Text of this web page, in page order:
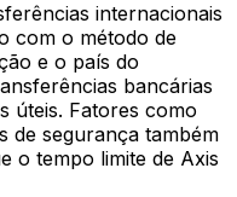
internacionais
com o método de
e o país do
bancárias
úteis. Fatores como
de segurança também
o tempo limite de Axis